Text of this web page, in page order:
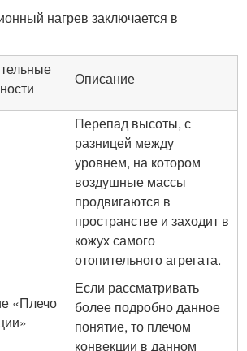
нагрев заключается в
Описание
«Плечо
Перепад высоты, с
разницей между
уровнем, на котором
воздушные массы
продвигаются в
пространстве и заходит в
кожух самого
отопительного агрегата.
Если рассматривать
более подробно данное
понятие, то плечом
конвекции в данном